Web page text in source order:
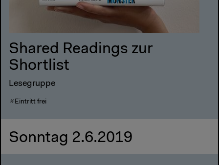
Shared Readings zur
Shortlist
Lesegruppe
Eintritt frei
Sonntag 2.6.2019